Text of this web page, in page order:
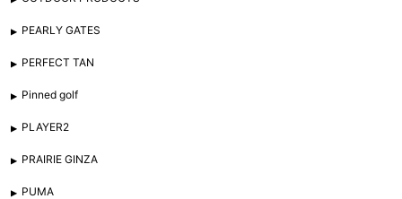
PEARLY GATES
PERFECT TAN
Pinned golf
PLAYER2
PRAIRIE GINZA
PUMA